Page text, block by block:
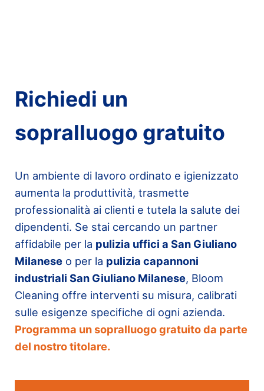
Richiedi un
sopralluogo gratuito
Un ambiente di lavoro ordinato e igienizzato
aumenta la produttività, trasmette
professionalità ai clienti e tutela la salute dei
dipendenti. Se stai cercando un partner
affidabile per la pulizia uffici a San Giuliano
Milanese o per la pulizia capannoni
industriali San Giuliano Milanese, Bloom
Cleaning offre interventi su misura, calibrati
sulle esigenze specifiche di ogni azienda.
Programma un sopralluogo gratuito da parte
del nostro titolare.